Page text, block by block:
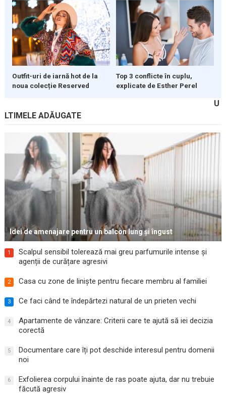
Outfit-uri de iarnă hot de la
noua colecție Reserved
Top 3 conflicte în cuplu,
explicate de Esther Perel
U
LTIMELE ADĂUGATE
Idei de amenajare pentru un balcon lung și îngust
1
Scalpul sensibil tolerează mai greu parfumurile intense și
agenții de curățare agresivi
2 Casa cu zone de liniște pentru fiecare membru al familiei
3 Ce faci când te îndepărtezi natural de un prieten vechi
4
Apartamente de vânzare: Criterii care te ajută să iei decizia
corectă
5
Documentare care îți pot deschide interesul pentru domenii
noi
6
Exfolierea corpului înainte de ras poate ajuta, dar nu trebuie
făcută agresiv